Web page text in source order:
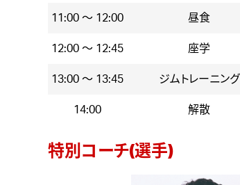
11:00 ～ 12:00 昼食
12:00 ～ 12:45 座学
13:00 ～ 13:45 ジムトレーニング
14:00 解散
特別コーチ(選手)